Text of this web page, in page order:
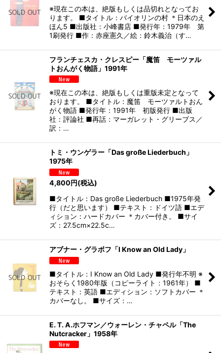
※現在この本は、絶版もしくは品切れとなってお
ります。 ■タイトル：バイオリンの村 ＊日本のえ
ほん5 ■出版社：小峰書店 ■発行年：1979年 第
1刷発行 ■作：赤座憲久／絵：鈴木義治（す…
フランチェスカ・クレスピー「魔笛 モーツァル
トおんがく物語」1991年
※現在この本は、絶版もしくは重版未定となって
おります。 ■タイトル：魔笛 モーツァルトおん
がく物語 ■発行年：1991年 初版発行 ■出版
社：評論社 ■再話：マーガレット・グリーブス／
訳：…
トミ・ウンゲラー「Das große Liederbuch」
1975年
4,800円(税込)
■タイトル：Das große Liederbuch ■1975年発
行（だと思います） ■テキスト：ドイツ語 ■エデ
ィション：ハードカバー ＊カバー付き。 ■サイ
ズ：27.5cm×22.5c…
アブナー・グラボフ「I Know an Old Lady」
■タイトル：I Know an Old Lady ■発行年不明 ※
おそらく1980年版（コピーライト：1961年） ■
テキスト：英語 ■エディション：ソフトカバー ＊
カバーなし。 ■サイズ：…
E. T. A.ホフマン／ウォーレン・チャペル「The
Nutcracker」1958年